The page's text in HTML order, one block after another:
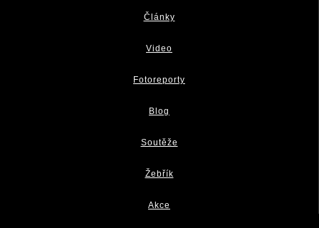
Články
Video
Fotoreporty
Blog
Soutěže
Žebřík
Akce